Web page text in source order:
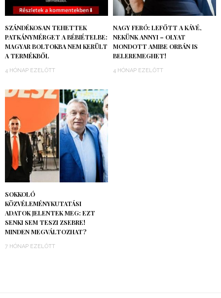
SZÁNDÉKOSAN TEHETTEK
PATKÁNYMÉRGET A BÉBIÉTELBE:
MAGYAR BOLTOKBA NEM KERÜLT
A TERMÉKBŐL
4 HÓNAP EZELŐTT
NAGY FERÓ: LEFŐTT A KÁVÉ,
NEKÜNK ANNYI – OLYAT
MONDOTT AMIBE ORBÁN IS
BELEREMEGHET!
4 HÓNAP EZELŐTT
SOKKOLÓ
KÖZVÉLEMÉNYKUTATÁSI
ADATOK JELENTEK MEG: EZT
SENKI SEM TESZI ZSEBRE!
MINDEN MEGVÁLTOZHAT?
7 HÓNAP EZELŐTT